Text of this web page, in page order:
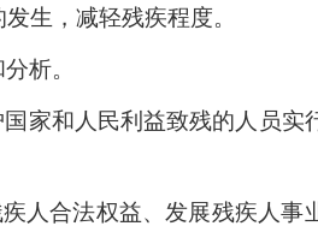
生，减轻残疾程度。
析。
家和人民利益致残的人员实
人合法权益、发展残疾人事